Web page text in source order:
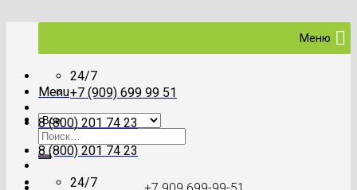
Menu
Искать:
Меню
24/7
+7 (909) 699 99 51
8 (800) 201 74 23
8 (800) 201 74 23
24/7